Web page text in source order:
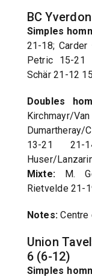
BC
Simples
21-18;
Petric 15-
Schär 21-12
Doubles
Kirchmayr/
Dumartheray/
13-21
Huser/
Mixte: M.
Rietvelde 21-
Notes:Centre
Union
6 (6-12)
Simples